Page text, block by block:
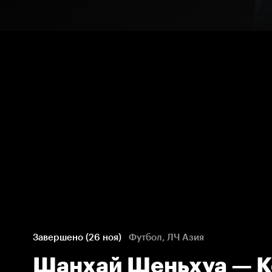
Завершено (26 ноя) Футбол, ЛЧ Азия
Шанхай Шеньхуа —